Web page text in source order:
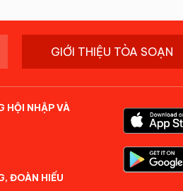
GIỚI THIỆU TÒA SOẠN
HỘI NHẬP VÀ
ĐOÀN HIẾU